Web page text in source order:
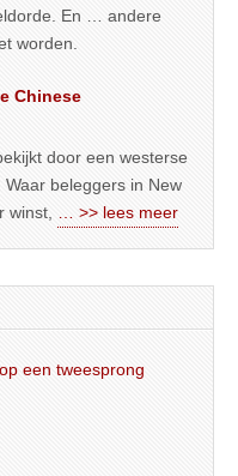
En … andere
worden.
Chinese
door een westerse
beleggers in New
winst,
… >> lees meer
mondiaal op een tweesprong